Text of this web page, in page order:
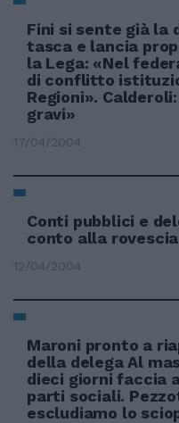
Fini si sente già la
tasca e lancia
la Lega: «Nel
di conflitto
Regioni».
gravi»
17/04/2004
Conti pubblici e
conto alla rovescia
12/04/2004
Maroni pronto a
della delega Al
dieci giorni faccia
parti sociali.
escludiamo lo